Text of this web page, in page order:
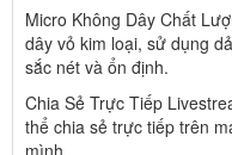
Micro Không Dây Chất
dây vỏ kim loại, sử dụng
sắc nét và ổn định.
Chia Sẻ Trực Tiếp
thể chia sẻ trực tiếp trên
mình.